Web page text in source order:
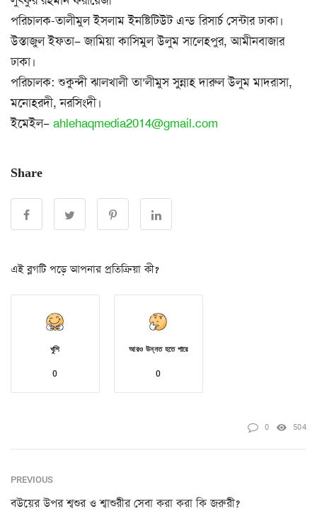
পরিচালক-তালীমুল ইসলাম ইনষ্টিটিউট এন্ড রিসার্চ সেন্টার ঢাকা।
উস্তাজুল ইফতা– জামিয়া কাসিমুল উলুম সালেহপুর, আমীনবাজার
ঢাকা।
পরিচালক: শুকুন্দী ঝালখালী তা’লীমুস সুন্নাহ দারুল উলুম মাদরাসা,
মনোহরদী, নরসিংদী।
ইমেইল– ahlehaqmedia2014@gmail.com
Share
এই ব্লগটি পড়ে আপনার প্রতিক্রিয়া কী?
খুশি
0
আরও উন্নত হতে পারে
0
0 504
PREVIOUS
বউয়ের উপর শ্বশুর ও শ্বাশুরীর সেবা করা করা কি জরুরী?